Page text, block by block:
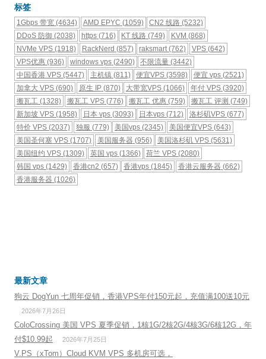
标签
1Gbps 带宽 (4634) AMD EPYC (1059) CN2 线路 (5232)
DDoS 防御 (2038) https(716) KT 线路 (749) KVM (868)
NVMe VPS (1918) RackNerd (857) raksmart(762) VPS(642)
VPS优惠 (936) windows vps(2490) 不限流量 (3442)
中国香港 VPS (5447) 主机镇(811) 便宜VPS (3598) 便宜 vps(2521)
加拿大 VPS (690) 原生 IP(870) 大带宽VPS (1066) 年付 VPS(3920)
搬瓦工 (1328) 搬瓦工 VPS(776) 搬瓦工 优惠 (759) 搬瓦工 评测 (749)
新加坡 VPS (1958) 日本 vps(3093) 日本vps (712) 洛杉矶VPS(677)
特价 VPS (2037) 独服 (779) 美国vps (2345) 美国便宜VPS(643)
美国圣何塞 VPS (1707) 美国服务器 (956) 美国洛杉矶 VPS (5631)
美国纽约 VPS (1309) 英国 vps(1366) 荷兰 VPS (2080)
韩国 vps (1429) 香港cn2 (657) 香港vps (1845) 香港云服务器 (662)
香港服务器 (1026)
最新文章
狗云 DogYun 七周年促销，香港VPS年付150元起，充值满100送10元
2026年7月26日
ColoCrossing 美国 VPS 夏季促销，1核1G/2核2G/4核3G/6核12G，年
付$10.99起
2026年7月25日
V.PS（xTom）Cloud KVM VPS 多机房可选，